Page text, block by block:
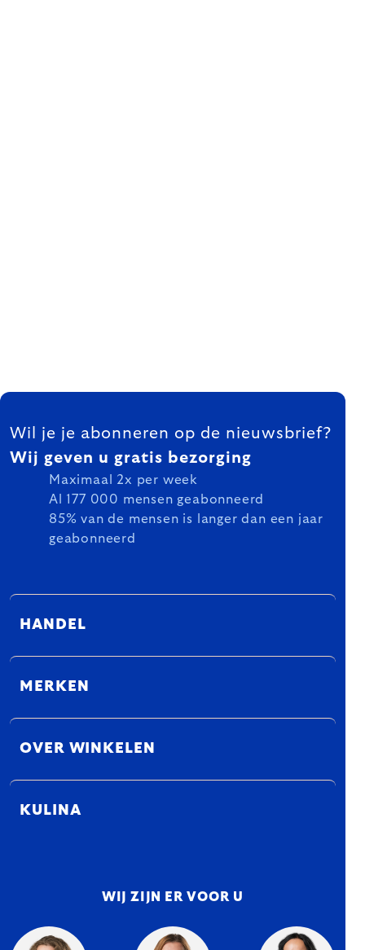
FOOTER
Wil je je abonneren op de nieuwsbrief?
Wij geven u gratis bezorging
Maximaal 2x per week
Al 177 000 mensen geabonneerd
85% van de mensen is langer dan een jaar
geabonneerd
HANDEL
MERKEN
OVER WINKELEN
KULINA
WIJ ZIJN ER VOOR U